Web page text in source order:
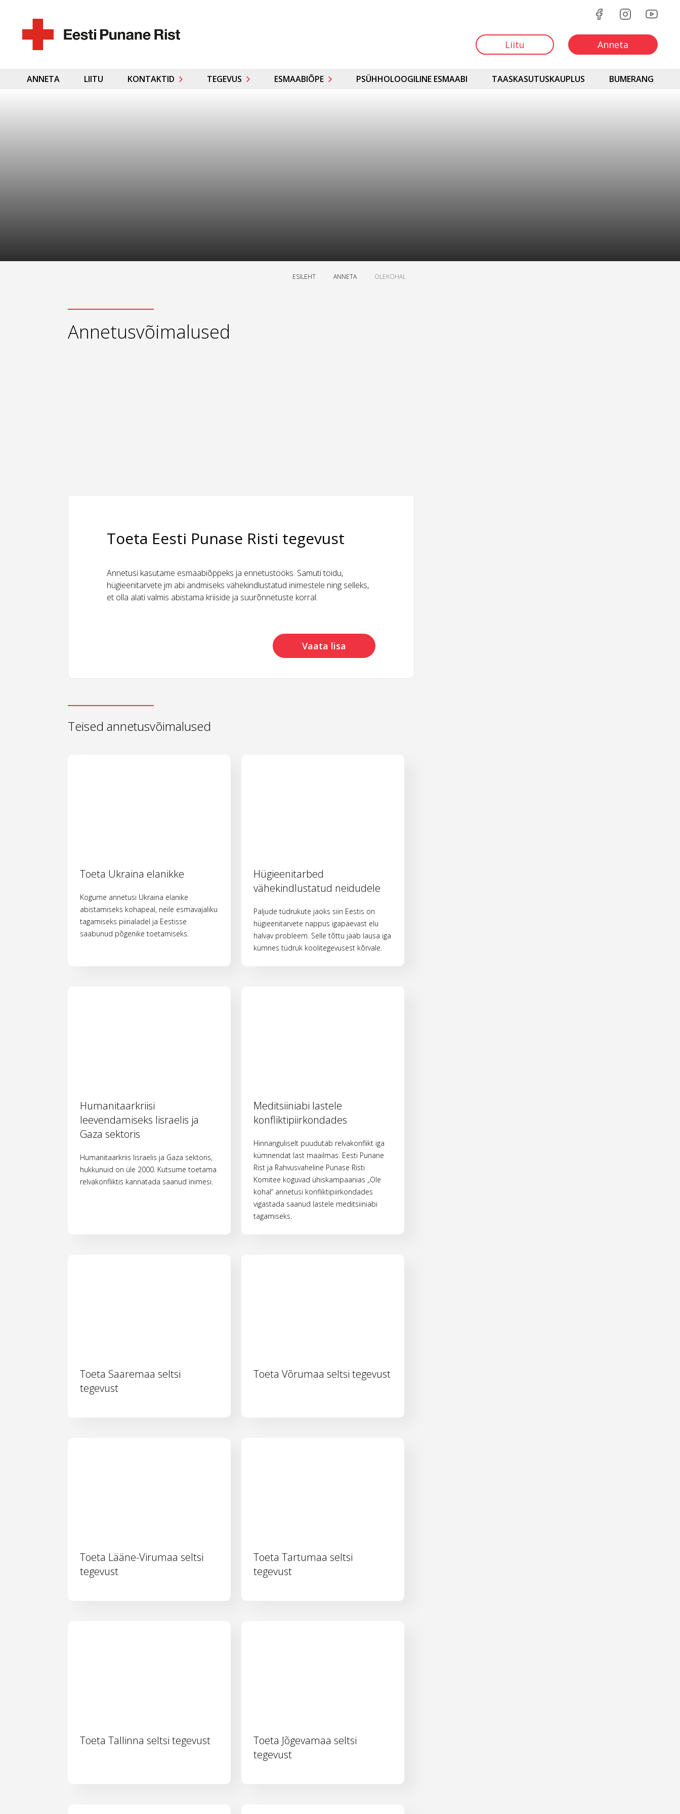
Liitu Anneta
ANNETA LIITU KONTAKTID TEGEVUS ESMAABIÕPE PSÜHHOLOOGILINE ESMAABI TAASKASUTUSKAUPLUS BUMERANG
ESILEHT ANNETA OLEKOHAL
Annetusvõimalused
Toeta Eesti Punase Risti tegevust
Annetusi kasutame esmaabiõppeks ja ennetustööks. Samuti toidu,
hügieenitarvete jm abi andmiseks vähekindlustatud inimestele ning selleks,
et olla alati valmis abistama kriiside ja suurõnnetuste korral.
Vaata lisa
Teised annetusvõimalused
Toeta Ukraina elanikke
Kogume annetusi Ukraina elanike
abistamiseks kohapeal, neile esmavajaliku
tagamiseks piirialadel ja Eestisse
saabunud põgenike toetamiseks.
Hügieenitarbed
vähekindlustatud neidudele
Paljude tüdrukute jaoks siin Eestis on
hügieenitarvete nappus igapäevast elu
halvav probleem. Selle tõttu jääb lausa iga
kümnes tüdruk koolitegevusest kõrvale.
Humanitaarkriisi
leevendamiseks Iisraelis ja
Gaza sektoris
Humanitaarkriis Iisraelis ja Gaza sektoris,
hukkunuid on üle 2000. Kutsume toetama
relvakonfliktis kannatada saanud inimesi.
Meditsiiniabi lastele
konfliktipiirkondades
Hinnanguliselt puudutab relvakonflikt iga
kümnendat last maailmas. Eesti Punane
Rist ja Rahvusvaheline Punase Risti
Komitee koguvad ühiskampaanias „Ole
kohal“ annetusi konfliktipiirkondades
vigastada saanud lastele meditsiiniabi
tagamiseks.
Toeta Saaremaa seltsi
tegevust
Toeta Võrumaa seltsi tegevust
Toeta Lääne-Virumaa seltsi
tegevust
Toeta Tartumaa seltsi
tegevust
Toeta Tallinna seltsi tegevust
Toeta Jõgevamaa seltsi
tegevust